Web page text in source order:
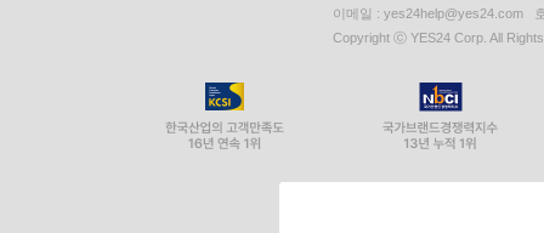
이메일 : yes24help@yes24.com
Copyright ⓒ YES24 Corp. All